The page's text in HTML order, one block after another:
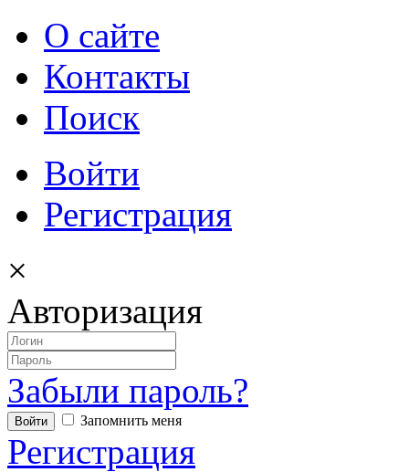
О сайте
Контакты
Поиск
Войти
Регистрация
×
Авторизация
Забыли пароль?
Запомнить меня
Регистрация